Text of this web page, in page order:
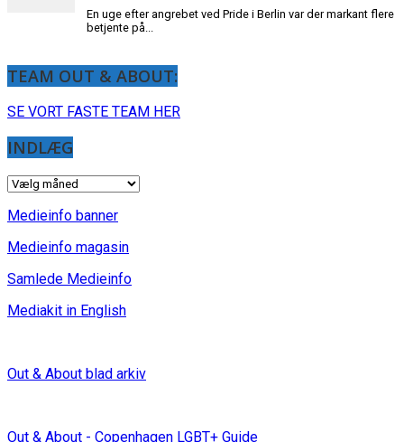
En uge efter angrebet ved Pride i Berlin var der markant flere
betjente på...
TEAM OUT & ABOUT:
SE VORT FASTE TEAM HER
INDLÆG
INDLÆG
Medieinfo banner
Medieinfo magasin
Samlede Medieinfo
Mediakit in English
Out & About blad arkiv
Out & About - Copenhagen LGBT+ Guide